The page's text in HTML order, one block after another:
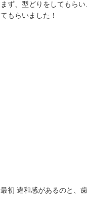
まず、型どりをしてもら
てもらいました！
最初 違和感があるのと、